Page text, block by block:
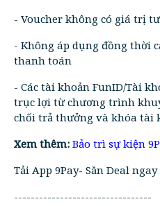
- Voucher không có giá trị
- Không áp dụng đồng thời
thanh toán
- Các tài khoản FunID/Tài
trục lợi từ chương trình
chối trả thưởng và khóa tài
Xem thêm: Bảo trì sự kiện
Tải App 9Pay- Săn Deal ngay
---------------------------------